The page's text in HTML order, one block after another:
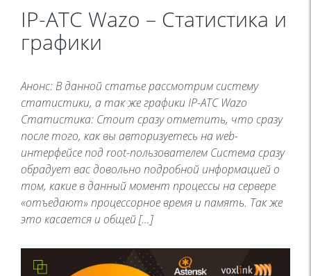
IP-ATC Wazo – Статистика и
графики
Анонс: В данной статье рассмотрим систему
статистики, а так же графики IP-ATC Wazo
Статистика: Стоит сразу отметить, что сразу
после того, как вы авторизуетесь на web-
интерфейсе под root-пользователем Система сразу
обрадует вас довольно подробной информацией о
том, какие в данный момент процессы на сервере
«отъедают» процессорное время и память. Так же
это касается и общей […]